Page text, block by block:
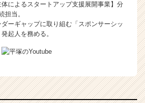
によるスタートアップ支援展開事業】分
担当。
ーギャップに取り組む「スポンサーシッ
起人を務める。